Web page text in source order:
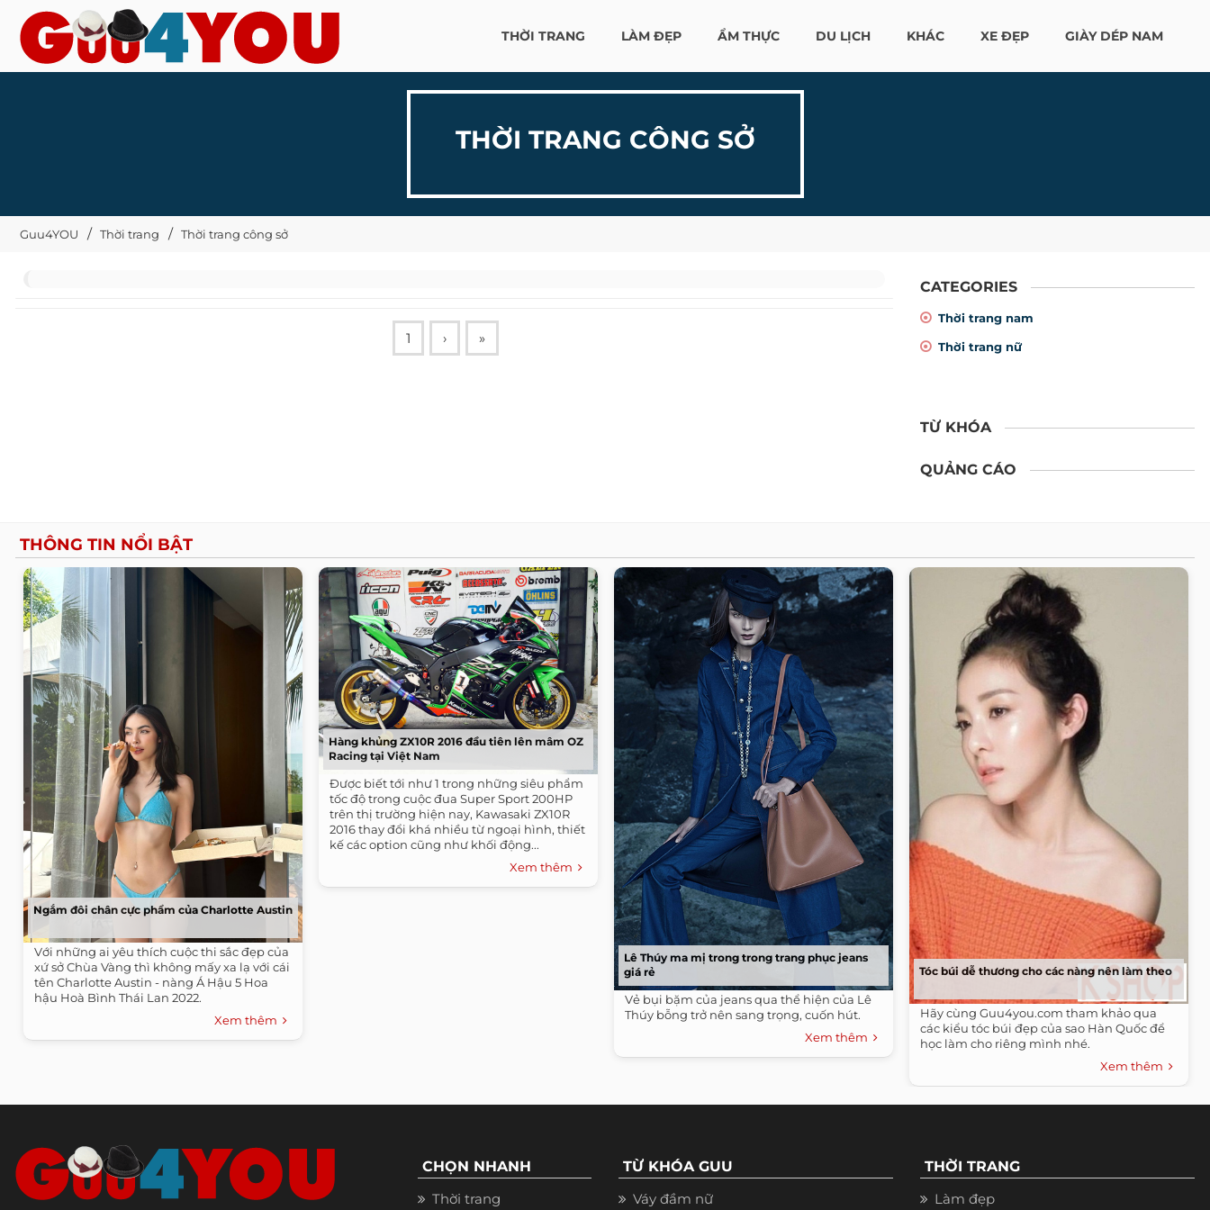
THỜI TRANG LÀM ĐẸP ẨM THỰC DU LỊCH KHÁC XE ĐẸP GIÀY DÉP NAM
THỜI TRANG CÔNG SỞ
Guu4YOU Thời trang Thời trang công sở
1 › »
CATEGORIES
Thời trang nam
Thời trang nữ
TỪ KHÓA
QUẢNG CÁO
THÔNG TIN NỔI BẬT
Ngắm đôi chân cực phẩm của Charlotte Austin
Với những ai yêu thích cuộc thi sắc đẹp của
xứ sở Chùa Vàng thì không mấy xa lạ với cái
tên Charlotte Austin - nàng Á Hậu 5 Hoa
hậu Hoà Bình Thái Lan 2022.
Xem thêm
Hàng khủng ZX10R 2016 đầu tiên lên mâm OZ
Racing tại Việt Nam
Được biết tới như 1 trong những siêu phẩm
tốc độ trong cuộc đua Super Sport 200HP
trên thị trường hiện nay, Kawasaki ZX10R
2016 thay đổi khá nhiều từ ngoại hình, thiết
kế các option cũng như khối động...
Xem thêm
Lê Thúy ma mị trong trong trang phục jeans
giá rẻ
Vẻ bụi bặm của jeans qua thể hiện của Lê
Thúy bỗng trở nên sang trọng, cuốn hút.
Xem thêm
Tóc búi dễ thương cho các nàng nên làm theo
Hãy cùng Guu4you.com tham khảo qua
các kiểu tóc búi đẹp của sao Hàn Quốc để
học làm cho riêng mình nhé.
Xem thêm
CHỌN NHANH
Thời trang
TỪ KHÓA GUU
Váy đầm nữ
THỜI TRANG
Làm đẹp